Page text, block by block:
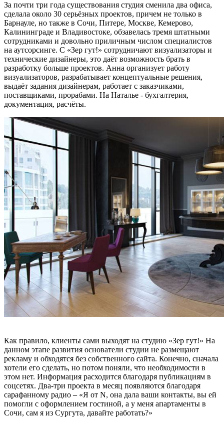
За почти три года существования студия сменила два офиса,
сделала около 30 серьёзных проектов, причем не только в
Барнауле, но также в Сочи, Питере, Москве, Кемерово,
Калининграде и Владивостоке, обзавелась тремя штатными
сотрудниками и довольно приличным числом специалистов
на аутсорсинге. С «Зер гут!» сотрудничают визуализаторы и
технические дизайнеры, это даёт возможность брать в
разработку больше проектов. Анна организует работу
визуализаторов, разрабатывает концептуальные решения,
выдаёт задания дизайнерам, работает с заказчиками,
поставщиками, прорабами. На Наталье - бухгалтерия,
документация, расчёты.
Как правило, клиенты сами выходят на студию «Зер гут!» На
данном этапе развития основатели студии не размещают
рекламу и обходятся без собственного сайта. Конечно, сначала
хотели его сделать, но потом поняли, что необходимости в
этом нет. Информация расходится благодаря публикациям в
соцсетях. Два-три проекта в месяц появляются благодаря
сарафанному радио – «Я от N, она дала ваши контакты, вы ей
помогли с оформлением гостиной, а у меня апартаменты в
Сочи, сам я из Сургута, давайте работать?»